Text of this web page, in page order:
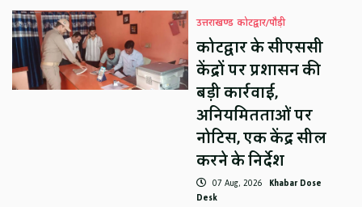
उत्तराखण्ड कोटद्वार/पौड़ी
कोटद्वार के सीएससी
केंद्रों पर प्रशासन की
बड़ी कार्रवाई,
अनियमितताओं पर
नोटिस, एक केंद्र सील
करने के निर्देश
07 Aug, 2026 Khabar Dose
Desk